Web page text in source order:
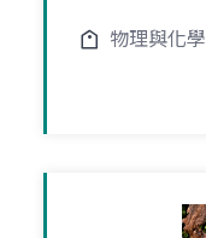
物理與化學